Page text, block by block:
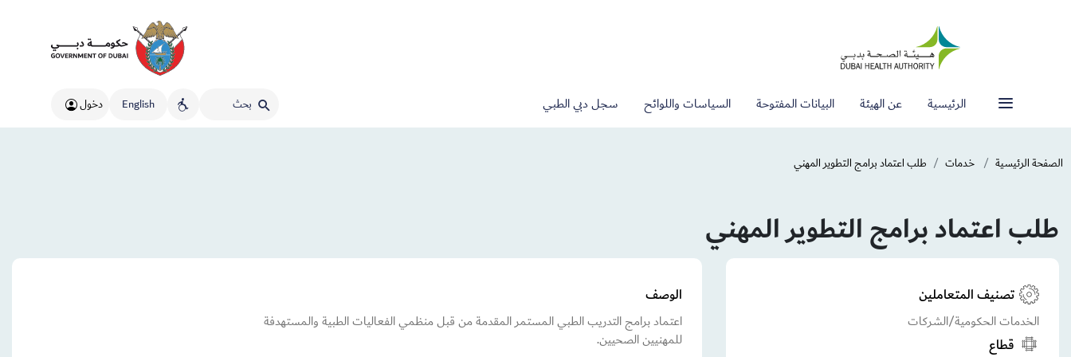
الرئيسية عن الهيئة البيانات المفتوحة السياسات واللوائح سجل دبي الطبي English دخول
الصفحة الرئيسية خدمات طلب اعتماد برامج التطوير المهني
طلب اعتماد برامج التطوير المهني
تصنيف المتعاملين
الخدمات الحكومية/الشركات
قطاع
الوصف
اعتماد برامج التدريب الطبي المستمر المقدمة من قبل منظمي الفعاليات الطبية والمستهدفة
للمهنيين الصحيين.